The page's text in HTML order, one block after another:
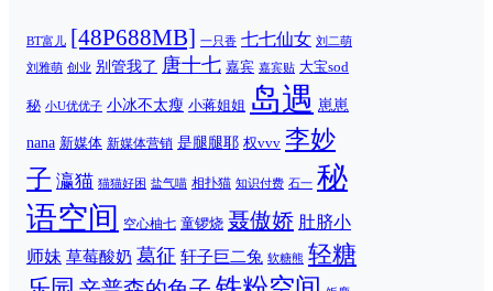
BT富儿 [48P688MB] 一只香 七七仙女 刘二萌
刘雅萌 创业 别管我了 唐十七 嘉宾 嘉宾贴 大宝sod
秘 小U优优子 小冰不太瘦 小蒋姐姐 岛遇 崽崽
nana 新媒体 新媒体营销 是腿腿耶 权vvv 李妙
子 瀛猫 猫猫好困 盐气喵 相扑猫 知识付费 石一 秘
语空间
空心柚七 童锣烧 聂傲娇 肚脐小
师妹 草莓酸奶 葛征 轩子巨二兔 软糖熊 轻糖